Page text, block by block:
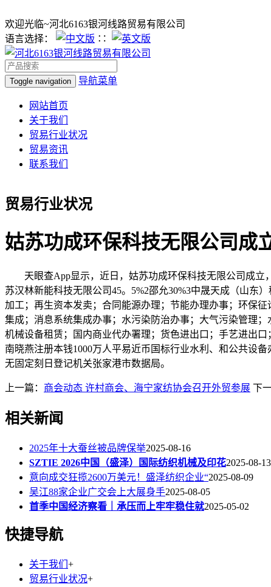
欢迎光临~河北6163银河线路贸易有限公司
语言选择：
∷
Toggle navigation 导航菜单
网站首页
关于我们
贸易行业状况
贸易资讯
联系我们
贸易行业状况
姑苏功成环保科技无限公司成
天眼查App显示，近日，姑苏功成环保科技无限公司成立
苏汉林新能科技无限公司45。5%2邵允30%3中晟天成（山东
加工；再生资本发卖；合同能源办理；节能办理办事；环保
集成；消息系统集成办事；水污染防治办事；大气污染管理
机械设备租赁；国内商业代办署理；货色进出口；手艺进出
南晓燕注册本钱1000万人平易近币国标行业水利、和公共设
无固定刻日登记机关张家港市数据局。
上一篇： 商会动态 许村商会、海宁家纺协会召开外贸参展 下
相关新闻
2025年十大蚕丝被品牌保举2025-08-16
SZTIE 2026中国（盛泽）国际纺织机械及印花2025-08-13
意向成交狂揽2600万美元！盛泽纺织企业“2025-08-09
吴江88家企业广交会上大展身手2025-08-05
首季中国经济察看｜承压而上牢牢稳住就2025-05-02
快捷导航
关于我们 +
贸易行业状况+